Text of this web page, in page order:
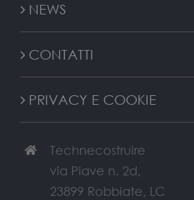
NEWS
CONTATTI
PRIVACY E COOKIE
Technecostruire
via Piave n. 2d,
23899 Robbiate, LC